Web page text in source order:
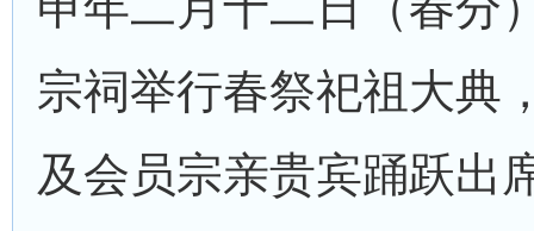
宗祠举行春祭祀祖大典
及会员宗亲贵宾踊跃出